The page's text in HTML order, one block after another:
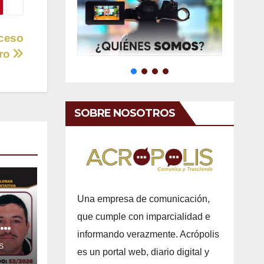
la
SOBRE NOSOTROS
Una empresa de comunicación,
que cumple con imparcialidad e
informando verazmente. Acrópolis
es un portal web, diario digital y